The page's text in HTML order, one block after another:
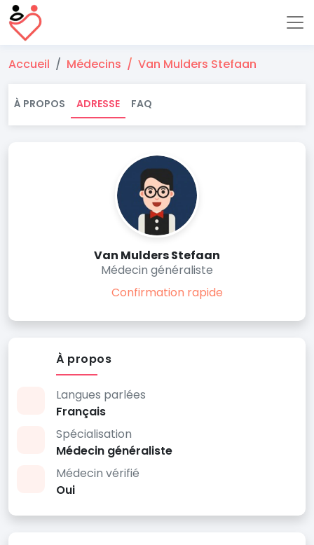
Accueil Médecins Van Mulders Stefaan
À PROPOS ADRESSE FAQ
Van Mulders Stefaan
Médecin généraliste
Confirmation rapide
À propos
Langues parlées
Français
Spécialisation
Médecin généraliste
Médecin vérifié
Oui